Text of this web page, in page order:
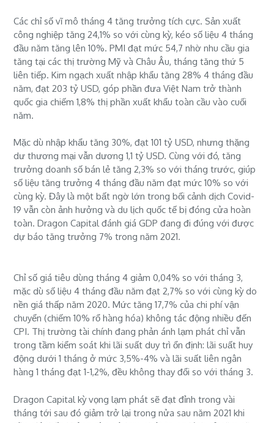
Các chỉ số vĩ mô tháng 4 tăng trưởng tích cực. Sản xuất
công nghiệp tăng 24,1% so với cùng kỳ, kéo số liệu 4 tháng
đầu năm tăng lên 10%. PMI đạt mức 54,7 nhờ nhu cầu gia
tăng tại các thị trường Mỹ và Châu Âu, tháng tăng thứ 5
liên tiếp. Kim ngạch xuất nhập khẩu tăng 28% 4 tháng đầu
năm, đạt 203 tỷ USD, góp phần đưa Việt Nam trở thành
quốc gia chiếm 1,8% thị phần xuất khẩu toàn cầu vào cuối
năm.
Mặc dù nhập khẩu tăng 30%, đạt 101 tỷ USD, nhưng thặng
dư thương mại vẫn dương 1,1 tỷ USD. Cùng với đó, tăng
trưởng doanh số bán lẻ tăng 2,3% so với tháng trước, giúp
số liệu tăng trưởng 4 tháng đầu năm đạt mức 10% so với
cùng kỳ. Đây là một bất ngờ lớn trong bối cảnh dịch Covid-
19 vẫn còn ảnh hưởng và du lịch quốc tế bị đóng cửa hoàn
toàn. Dragon Capital đánh giá GDP đang đi đúng với được
dự báo tăng trưởng 7% trong năm 2021.
Chỉ số giá tiêu dùng tháng 4 giảm 0,04% so với tháng 3,
mặc dù số liệu 4 tháng đầu năm đạt 2,7% so với cùng kỳ do
nền giá thấp năm 2020. Mức tăng 17,7% của chi phí vận
chuyển (chiếm 10% rổ hàng hóa) không tác động nhiều đến
CPI. Thị trường tài chính đang phản ánh lạm phát chỉ vẫn
trong tầm kiểm soát khi lãi suất duy trì ổn định: lãi suất huy
động dưới 1 tháng ở mức 3,5%-4% và lãi suất liên ngân
hàng 1 tháng đạt 1-1,2%, đều không thay đổi so với tháng 3.
Dragon Capital kỳ vọng lạm phát sẽ đạt đỉnh trong vài
tháng tới sau đó giảm trở lại trong nửa sau năm 2021 khi